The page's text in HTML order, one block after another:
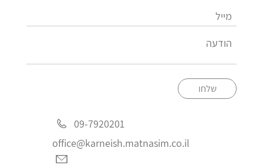
שלחו
09-7920201
office@karneish.matnasim.co.il